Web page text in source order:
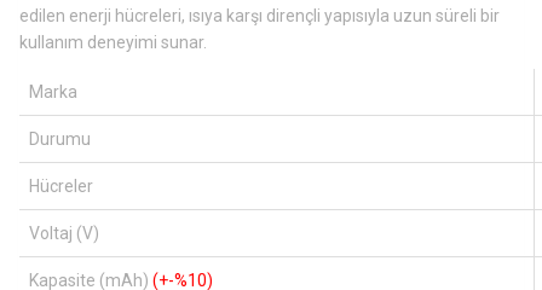
edilen enerji hücreleri, ısıya karşı dirençli yapısıyla uzun süreli bir
kullanım deneyimi sunar.
Marka
Durumu
Hücreler
Voltaj (V)
Kapasite (mAh) (+-%10)